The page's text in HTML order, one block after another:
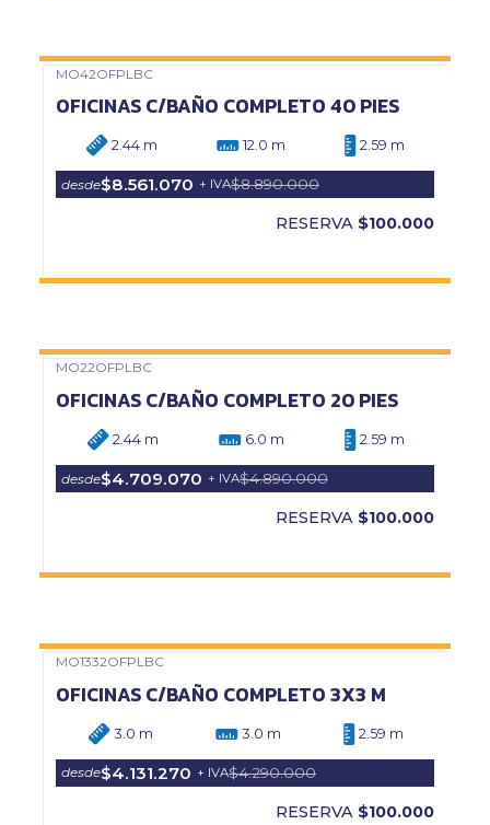
MO42OFPLBC
OFICINAS C/BAÑO COMPLETO 40 PIES
2.44 m 12.0 m 2.59 m
desde$8.561.070 + IVA$8.890.000
RESERVA $100.000
MO22OFPLBC
OFICINAS C/BAÑO COMPLETO 20 PIES
2.44 m 6.0 m 2.59 m
desde$4.709.070 + IVA$4.890.000
RESERVA $100.000
MO1332OFPLBC
OFICINAS C/BAÑO COMPLETO 3X3 M
3.0 m 3.0 m 2.59 m
desde$4.131.270 + IVA$4.290.000
RESERVA $100.000